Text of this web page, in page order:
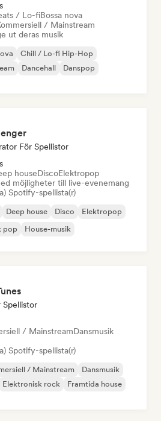
/ Lo-fiBossa nova
/ Mainstream
ut deras musik
Chill / Lo-fi Hip-Hop
Dancehall
Danspop
För Spellistor
houseDiscoElektropop
möjligheter till live-evenemang
Spotify-spellista(r)
Deep house Disco
Elektropop
pop House-musik
Spellistor
/ MainstreamDansmusik
Spotify-spellista(r)
/ Mainstream
Dansmusik
Elektronisk rock
Framtida house